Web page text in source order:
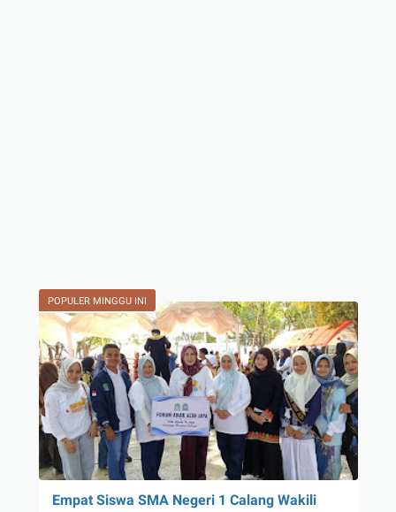
POPULER MINGGU INI
Empat Siswa SMA Negeri 1 Calang Wakili